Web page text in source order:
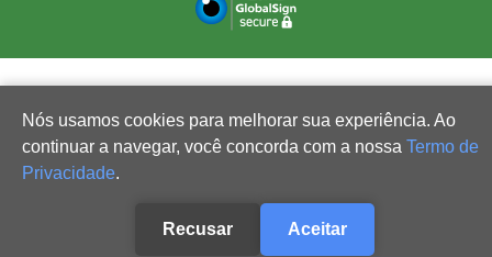
Nós usamos cookies para melhorar sua experiência. Ao
continuar a navegar, você concorda com a nossa Termo de
Privacidade.
Recusar Aceitar